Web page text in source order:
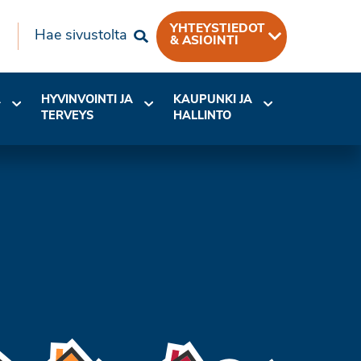
Hae sivustolta
YHTEYSTIEDOT
& ASIOINTI
HYVINVOINTI JA
TERVEYS
KAUPUNKI JA
HALLINTO